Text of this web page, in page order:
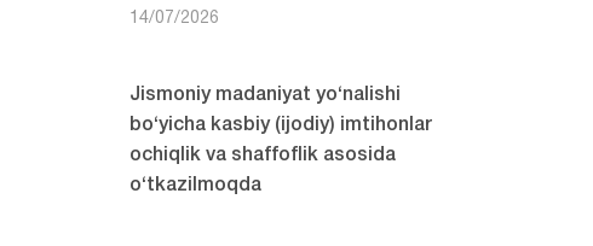
14/07/2026
Jismoniy madaniyat yo‘nalishi
bo‘yicha kasbiy (ijodiy) imtihonlar
ochiqlik va shaffoflik asosida
o‘tkazilmoqda